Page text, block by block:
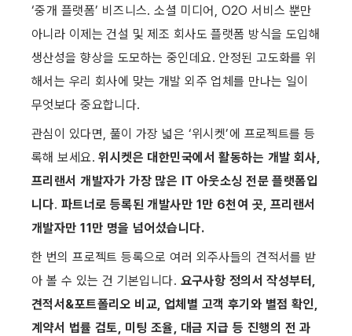
‘중개 플랫폼’ 비즈니스. 소셜 미디어, O2O 서비스 뿐만
아니라 이제는 건설 및 제조 회사도 플랫폼 방식을 도입해
생산성을 향상을 도모하는 중인데요. 안정된 고도화를 위
해서는 우리 회사에 맞는 개발 외주 업체를 만나는 일이
무엇보다 중요합니다.
관심이 있다면, 풀이 가장 넓은 ‘위시켓’에 프로젝트를 등
록해 보세요. 위시켓은 대한민국에서 활동하는 개발 회사,
프리랜서 개발자가 가장 많은 IT 아웃소싱 전문 플랫폼입
니다. 파트너로 등록된 개발사만 1만 6천여 곳, 프리랜서
개발자만 11만 명을 넘어섰습니다.
한 번의 프로젝트 등록으로 여러 외주사들의 견적서를 받
아 볼 수 있는 건 기본입니다. 요구사항 정의서 작성부터,
견적서&포트폴리오 비교, 업체별 고객 후기와 별점 확인,
계약서 법률 검토, 미팅 조율, 대금 지급 등 진행의 전 과